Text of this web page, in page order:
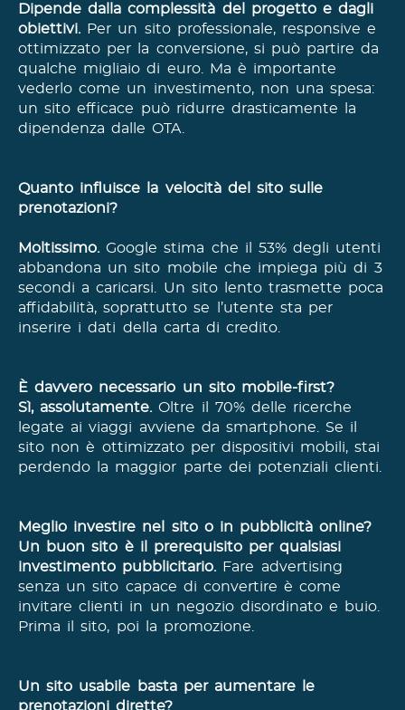
Dipende dalla complessità del progetto e dagli
obiettivi. Per un sito professionale, responsive e
ottimizzato per la conversione, si può partire da
qualche migliaio di euro. Ma è importante
vederlo come un investimento, non una spesa:
un sito efficace può ridurre drasticamente la
dipendenza dalle OTA.
Quanto influisce la velocità del sito sulle
prenotazioni?
Moltissimo. Google stima che il 53% degli utenti
abbandona un sito mobile che impiega più di 3
secondi a caricarsi. Un sito lento trasmette poca
affidabilità, soprattutto se l’utente sta per
inserire i dati della carta di credito.
È davvero necessario un sito mobile-first?
Sì, assolutamente. Oltre il 70% delle ricerche
legate ai viaggi avviene da smartphone. Se il
sito non è ottimizzato per dispositivi mobili, stai
perdendo la maggior parte dei potenziali clienti.
Meglio investire nel sito o in pubblicità online?
Un buon sito è il prerequisito per qualsiasi
investimento pubblicitario. Fare advertising
senza un sito capace di convertire è come
invitare clienti in un negozio disordinato e buio.
Prima il sito, poi la promozione.
Un sito usabile basta per aumentare le
prenotazioni dirette?